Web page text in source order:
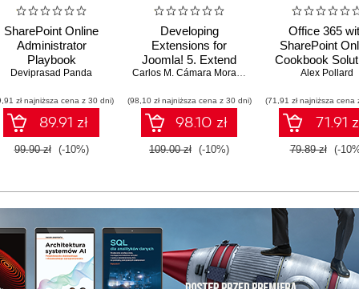
SharePoint Online
Administrator
Playbook
Deviprasad Panda
zł najniższa cena z 30 dni)
89.91 zł
99.90 zł (-10%)
Developing
Extensions for
Joomla! 5. Extend
your sites and build
with Joomla! plugins,
modules, and
components
Carlos M. Cámara Mora
,Brian Teeman
(98,10 zł najniższa cena z 30 dni)
98.10 zł
109.00 zł (-10%)
Office 365
SharePoint
Cookbook
Alex Pollard
(71,91 zł najniższa cena
71.91
79.89 zł (-